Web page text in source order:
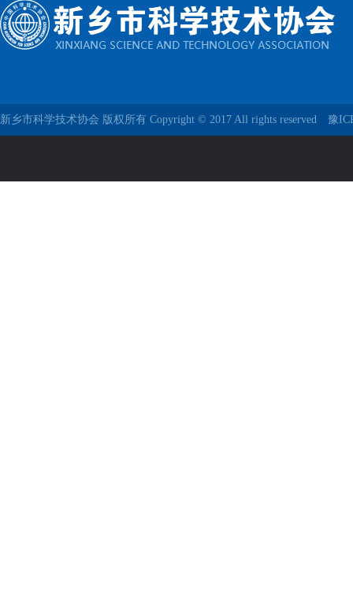
新乡市科学技术协会 版权所有 Copyright © 2017 All rights reserved 豫